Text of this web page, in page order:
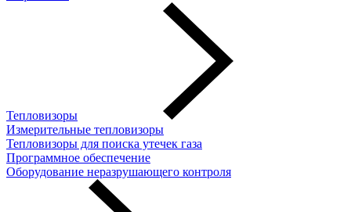
Тепловизоры
Измерительные тепловизоры
Тепловизоры для поиска утечек газа
Программное обеспечение
Оборудование неразрушающего контроля